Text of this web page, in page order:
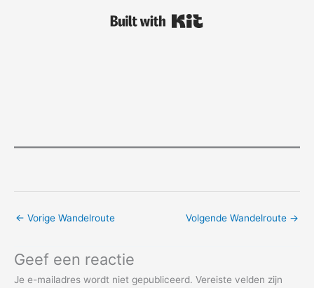
← Vorige Wandelroute Volgende Wandelroute →
Geef een reactie
Je e-mailadres wordt niet gepubliceerd. Vereiste velden zijn